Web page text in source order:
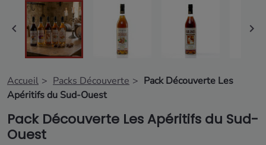
 
Accueil Packs Découverte
Pack Découverte Les
Apéritifs du Sud-Ouest
Pack Découverte Les Apéritifs du Sud-
Ouest